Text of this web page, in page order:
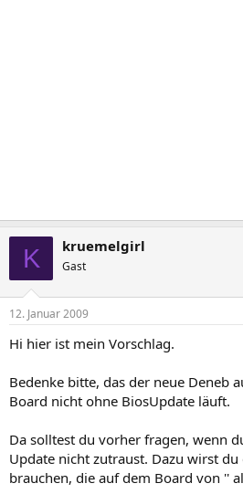
K kruemelgirl
Gast
12. Januar 2009
Hi hier ist mein Vorschlag.
Bedenke bitte, das der neue Deneb
Board nicht ohne BiosUpdate läuft.
Da solltest du vorher fragen, wenn
Update nicht zutraust. Dazu wirst du
brauchen, die auf dem Board von ''